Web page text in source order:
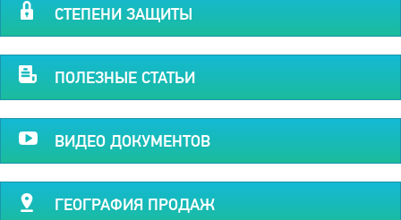
СТЕПЕНИ ЗАЩИТЫ
ПОЛЕЗНЫЕ СТАТЬИ
ВИДЕО ДОКУМЕНТОВ
ГЕОГРАФИЯ ПРОДАЖ